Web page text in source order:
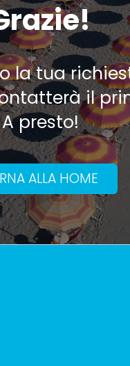
la tua
il
A presto!
ALLA HOME